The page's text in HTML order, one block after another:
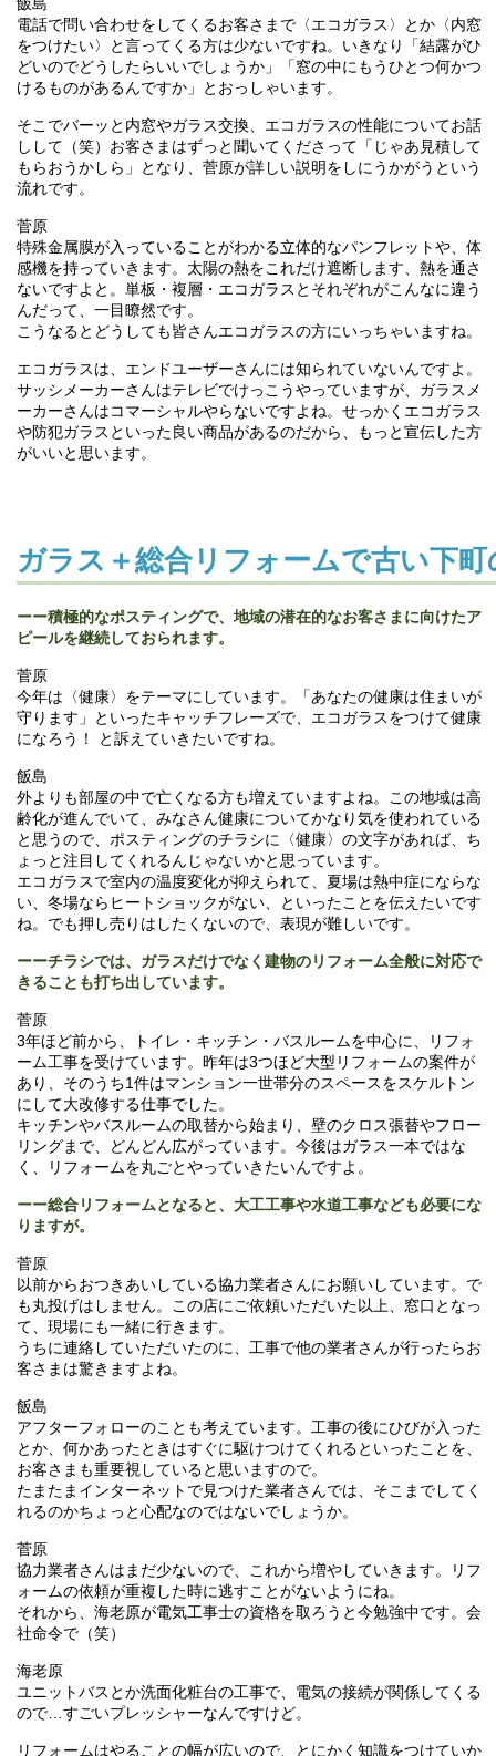
飯島
電話で問い合わせをしてくるお客さまで〈エコガラス〉とか〈内窓
をつけたい〉と言ってくる方は少ないですね。いきなり「結露がひ
どいのでどうしたらいいでしょうか」「窓の中にもうひとつ何かつ
けるものがあるんですか」とおっしゃいます。
そこでバーッと内窓やガラス交換、エコガラスの性能についてお話
しして（笑）お客さまはずっと聞いてくださって「じゃあ見積して
もらおうかしら」となり、菅原が詳しい説明をしにうかがうという
流れです。
菅原
特殊金属膜が入っていることがわかる立体的なパンフレットや、体
感機を持っていきます。太陽の熱をこれだけ遮断します、熱を通さ
ないですよと。単板・複層・エコガラスとそれぞれがこんなに違う
んだって、一目瞭然です。
こうなるとどうしても皆さんエコガラスの方にいっちゃいますね。
エコガラスは、エンドユーザーさんには知られていないんですよ。
サッシメーカーさんはテレビでけっこうやっていますが、ガラスメ
ーカーさんはコマーシャルやらないですよね。せっかくエコガラス
や防犯ガラスといった良い商品があるのだから、もっと宣伝した方
がいいと思います。
ガラス＋総合リフォームで古い下
ーー積極的なポスティングで、地域の潜在的なお客さまに向けたア
ピールを継続しておられます。
菅原
今年は〈健康〉をテーマにしています。「あなたの健康は住まいが
守ります」といったキャッチフレーズで、エコガラスをつけて健康
になろう！ と訴えていきたいですね。
飯島
外よりも部屋の中で亡くなる方も増えていますよね。この地域は高
齢化が進んでいて、みなさん健康についてかなり気を使われている
と思うので、ポスティングのチラシに〈健康〉の文字があれば、ち
ょっと注目してくれるんじゃないかと思っています。
エコガラスで室内の温度変化が抑えられて、夏場は熱中症にならな
い、冬場ならヒートショックがない、といったことを伝えたいです
ね。でも押し売りはしたくないので、表現が難しいです。
ーーチラシでは、ガラスだけでなく建物のリフォーム全般に対応で
きることも打ち出しています。
菅原
3年ほど前から、トイレ・キッチン・バスルームを中心に、リフォ
ーム工事を受けています。昨年は3つほど大型リフォームの案件が
あり、そのうち1件はマンション一世帯分のスペースをスケルトン
にして大改修する仕事でした。
キッチンやバスルームの取替から始まり、壁のクロス張替やフロー
リングまで、どんどん広がっています。今後はガラス一本ではな
く、リフォームを丸ごとやっていきたいんですよ。
ーー総合リフォームとなると、大工工事や水道工事なども必要にな
りますが。
菅原
以前からおつきあいしている協力業者さんにお願いしています。で
も丸投げはしません。この店にご依頼いただいた以上、窓口となっ
て、現場にも一緒に行きます。
うちに連絡していただいたのに、工事で他の業者さんが行ったらお
客さまは驚きますよね。
飯島
アフターフォローのことも考えています。工事の後にひびが入った
とか、何かあったときはすぐに駆けつけてくれるといったことを、
お客さまも重要視していると思いますので。
たまたまインターネットで見つけた業者さんでは、そこまでしてく
れるのかちょっと心配なのではないでしょうか。
菅原
協力業者さんはまだ少ないので、これから増やしていきます。リフ
ォームの依頼が重複した時に逃すことがないようにね。
それから、海老原が電気工事士の資格を取ろうと今勉強中です。会
社命令で（笑）
海老原
ユニットバスとか洗面化粧台の工事で、電気の接続が関係してくる
ので…すごいプレッシャーなんですけど。
リフォームはやることの幅が広いので、とにかく知識をつけていか